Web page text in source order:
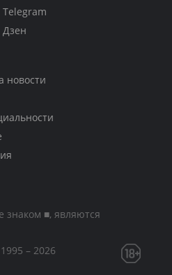
Telegram
Дзен
новости
■, являются
– 2026